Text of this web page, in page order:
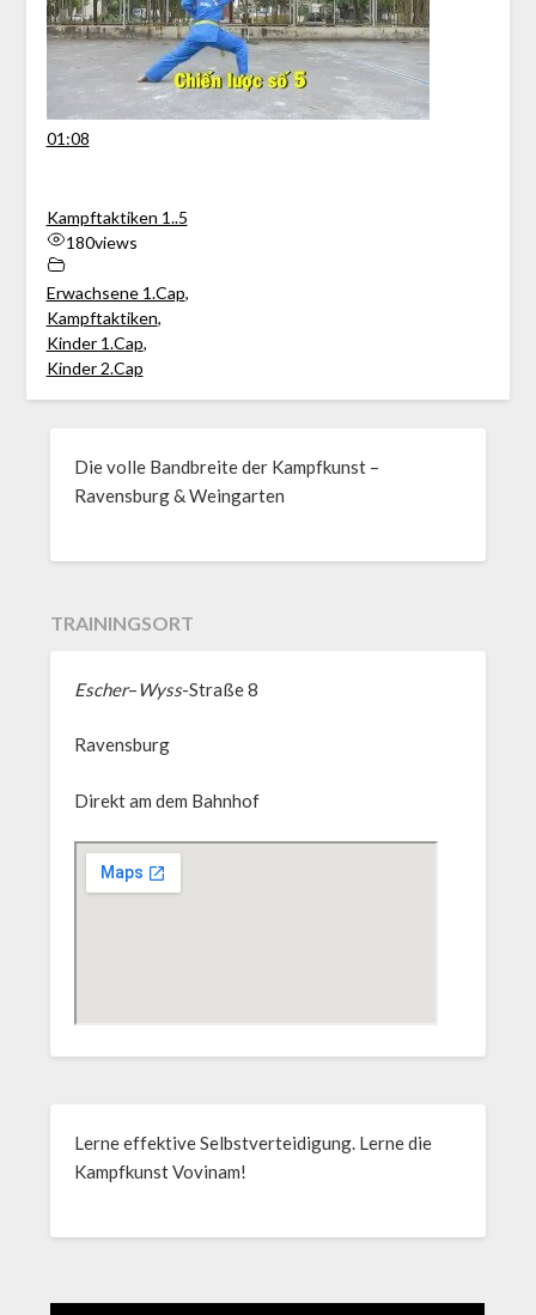
01:08
Kampftaktiken 1..5
180views
Erwachsene 1.Cap,
Kampftaktiken,
Kinder 1.Cap,
Kinder 2.Cap
Die volle Bandbreite der Kampfkunst –
Ravensburg & Weingarten
TRAININGSORT
Escher–Wyss-Straße 8
Ravensburg
Direkt am dem Bahnhof
Lerne effektive Selbstverteidigung. Lerne die
Kampfkunst Vovinam!